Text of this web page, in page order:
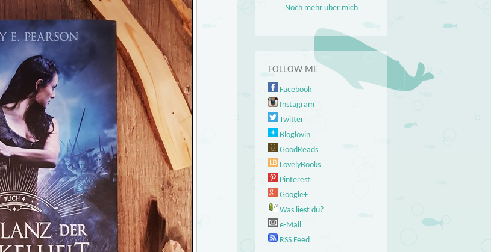
Noch mehr über mich
FOLLOW ME
Facebook
Instagram
Twitter
Bloglovin'
GoodReads
LovelyBooks
Pinterest
Google+
Was liest du?
e-Mail
RSS Feed